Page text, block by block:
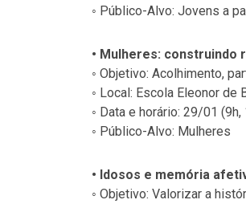
◦ Público-Alvo: Jovens a
• Mulheres: construindo
◦ Objetivo: Acolhimento,
◦ Local: Escola Eleonor de
◦ Data e horário: 29/01 (9h,
◦ Público-Alvo: Mulheres
• Idosos e memória
◦ Objetivo: Valorizar a